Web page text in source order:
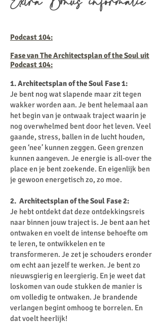
Podcast 104:
Fase van The Architectsplan of the Soul uit
Podcast 104:
1. Architectsplan of the Soul Fase 1:
Je bent nog wat slapende maar zit tegen
wakker worden aan. Je bent helemaal aan
het begin van je ontwaak traject waarin je
nog overwhelmed bent door het leven. Veel
gaande, stress, ballen in de lucht houden,
geen ‘nee’ kunnen zeggen. Geen grenzen
kunnen aangeven. Je energie is all-over the
place en je bent zoekende. En eigenlijk ben
je gewoon energetisch zo, zo moe.
2. Architectsplan of the Soul Fase 2:
Je hebt ontdekt dat deze ontdekkingsreis
naar binnen jouw traject is. Je bent aan het
ontwaken en voelt de intense behoefte om
te leren, te ontwikkelen en te
transformeren. Je zet je schouders eronder
om echt aan jezelf te werken. Je bent zo
nieuwsgierig en leergierig. En je weet dat
loskomen van oude stukken de manier is
om volledig te ontwaken. Je brandende
verlangen begint omhoog te borrelen. En
dat voelt heerlijk!